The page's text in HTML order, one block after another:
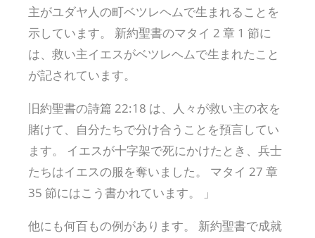
主がユダヤ人の町ベツレヘムで生まれることを
示しています。 新約聖書のマタイ 2 章 1 節に
は、救い主イエスがベツレヘムで生まれたこと
が記されています。
旧約聖書の詩篇 22:18 は、人々が救い主の衣を
賭けて、自分たちで分け合うことを預言してい
ます。 イエスが十字架で死にかけたとき、兵士
たちはイエスの服を奪いました。 マタイ 27 章
35 節にはこう書かれています。 」
他にも何百もの例があります。 新約聖書で成就